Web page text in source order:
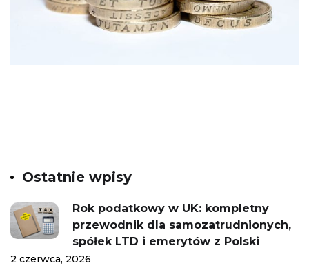
Ostatnie wpisy
Rok podatkowy w UK: kompletny
przewodnik dla samozatrudnionych,
spółek LTD i emerytów z Polski
2 czerwca, 2026